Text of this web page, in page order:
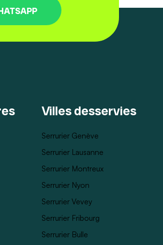
Villes desservies
Serrurier Genève
Serrurier Lausanne
Serrurier Montreux
Serrurier Nyon
Serrurier Vevey
Serrurier Fribourg
Serrurier Bulle